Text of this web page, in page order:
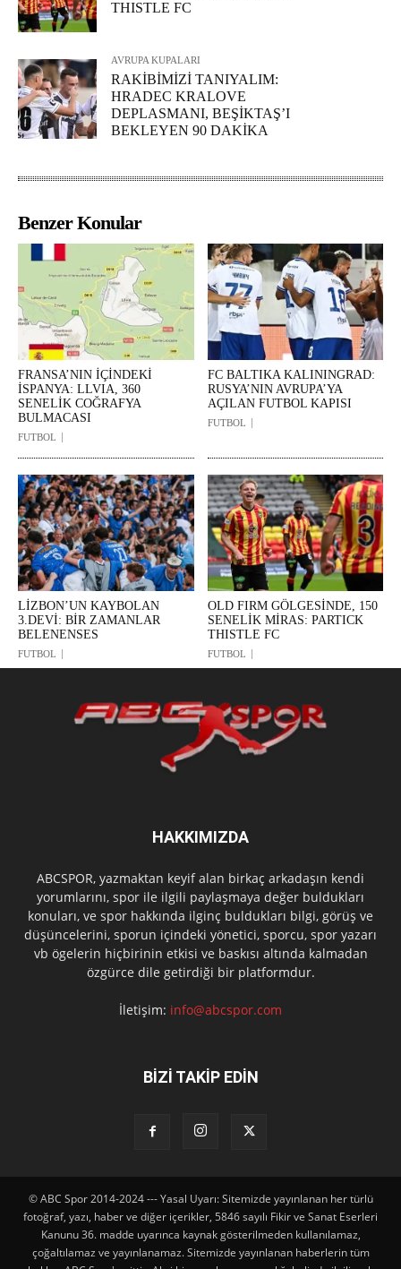
THISTLE FC
AVRUPA KUPALARI
RAKİBİMİZİ TANIYALIM:
HRADEC KRALOVE
DEPLASMANI, BEŞİKTAŞ’I
BEKLEYEN 90 DAKİKA
Benzer Konular
FRANSA’NIN İÇİNDEKİ
İSPANYA: LLVIA, 360
SENELİK COĞRAFYA
BULMACASI
FUTBOL
FC BALTIKA KALININGRAD:
RUSYA’NIN AVRUPA’YA
AÇILAN FUTBOL KAPISI
FUTBOL
LİZBON’UN KAYBOLAN
3.DEVİ: BİR ZAMANLAR
BELENENSES
FUTBOL
OLD FIRM GÖLGESİNDE, 150
SENELİK MİRAS: PARTICK
THISTLE FC
FUTBOL
HAKKIMIZDA
ABCSPOR, yazmaktan keyif alan birkaç arkadaşın kendi
yorumlarını, spor ile ilgili paylaşmaya değer buldukları
konuları, ve spor hakkında ilginç buldukları bilgi, görüş ve
düşüncelerini, sporun içindeki yönetici, sporcu, spor yazarı
vb ögelerin hiçbirinin etkisi ve baskısı altında kalmadan
özgürce dile getirdiği bir platformdur.
İletişim: info@abcspor.com
BİZİ TAKİP EDİN
© ABC Spor 2014-2024 --- Yasal Uyarı: Sitemizde yayınlanan her türlü
fotoğraf, yazı, haber ve diğer içerikler, 5846 sayılı Fikir ve Sanat Eserleri
Kanunu 36. madde uyarınca kaynak gösterilmeden kullanılamaz,
çoğaltılamaz ve yayınlanamaz. Sitemizde yayınlanan haberlerin tüm